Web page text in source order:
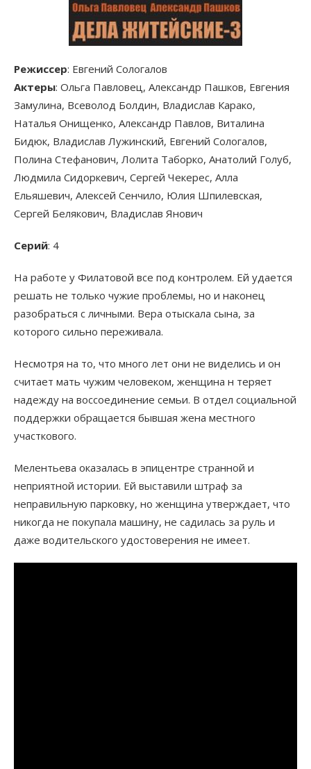
Режиссер: Евгений Сологалов
Актеры: Ольга Павловец, Александр Пашков, Евгения
Замулина, Всеволод Болдин, Владислав Карако,
Наталья Онищенко, Александр Павлов, Виталина
Бидюк, Владислав Лужинский, Евгений Сологалов,
Полина Стефанович, Лолита Таборко, Анатолий Голуб,
Людмила Сидоркевич, Сергей Чекерес, Алла
Ельяшевич, Алексей Сенчило, Юлия Шпилевская,
Сергей Белякович, Владислав Янович
Серий: 4
На работе у Филатовой все под контролем. Ей удается
решать не только чужие проблемы, но и наконец
разобраться с личными. Вера отыскала сына, за
которого сильно переживала.
Несмотря на то, что много лет они не виделись и он
считает мать чужим человеком, женщина н теряет
надежду на воссоединение семьи. В отдел социальной
поддержки обращается бывшая жена местного
участкового.
Мелентьева оказалась в эпицентре странной и
неприятной истории. Ей выставили штраф за
неправильную парковку, но женщина утверждает, что
никогда не покупала машину, не садилась за руль и
даже водительского удостоверения не имеет.